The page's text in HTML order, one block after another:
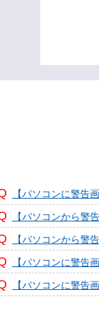
【パソコンに警告
【パソコンから警
【パソコンから警
【パソコンに警告
【パソコンに警告